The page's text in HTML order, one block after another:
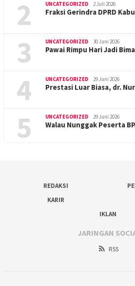
2 UNCATEGORIZED 2 Juli 2026
Fraksi Gerindra DPRD
3 UNCATEGORIZED 30 Juni 2026
Pawai Rimpu Hari Jadi
4 UNCATEGORIZED 29 Juni 2026
Prestasi Luar Biasa, dr.
5 UNCATEGORIZED 29 Juni 2026
Walau Nunggak Peserta
REDAKSI
KARIR
IKLAN
JARINGAN
RSS